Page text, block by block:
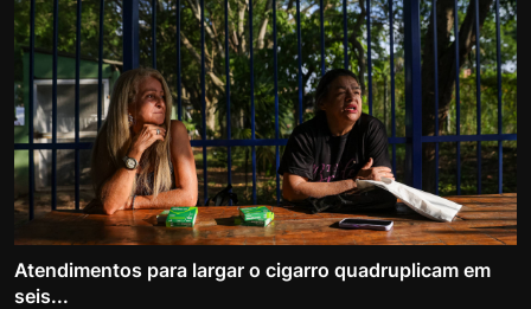
Atendimentos para largar o cigarro quadruplicam em
seis...